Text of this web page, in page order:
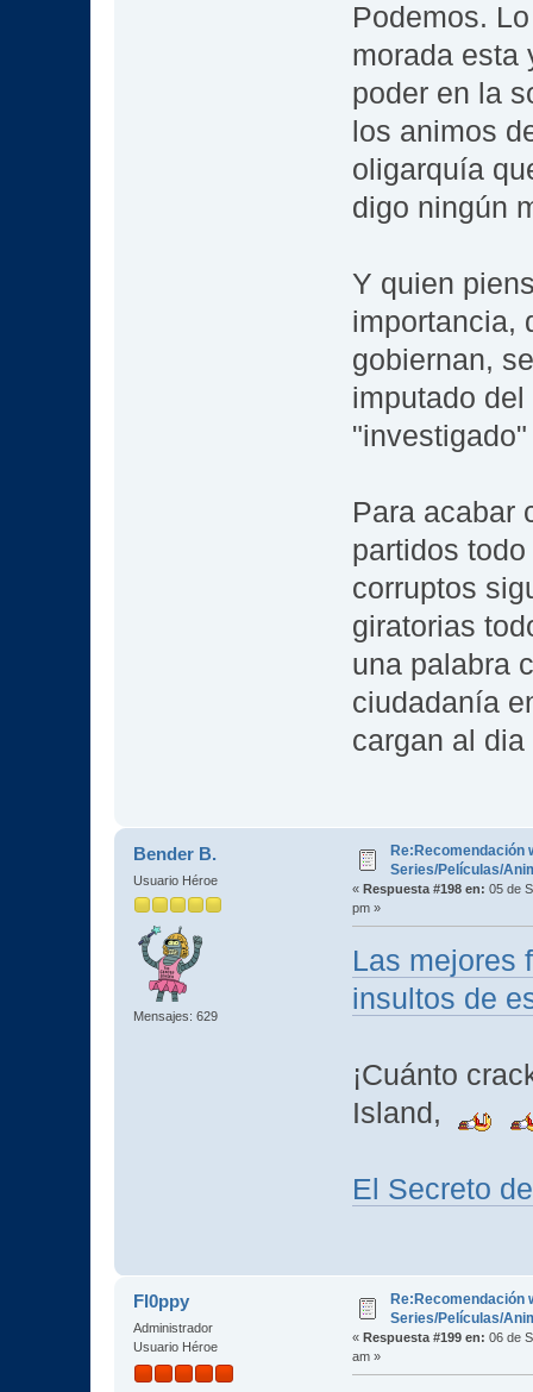
Podemos.
morada esta
poder en la
los animos
oligarquía
digo ningún
Y quien
importancia,
gobiernan,
imputado
Para acabar
partidos
corruptos
giratorias
una palabra
ciudadanía
cargan al
Bender B.
Usuario Héroe
Mensajes: 629
Re:Recomendación
Series/Películas/
« Respuesta #198 en: 05 de
pm »
Las mejores
insultos de
¡Cuánto
Island,
El Secreto
Fl0ppy
Administrador
Usuario Héroe
Re:Recomendación
Series/Películas/
« Respuesta #199 en: 06 de
am »